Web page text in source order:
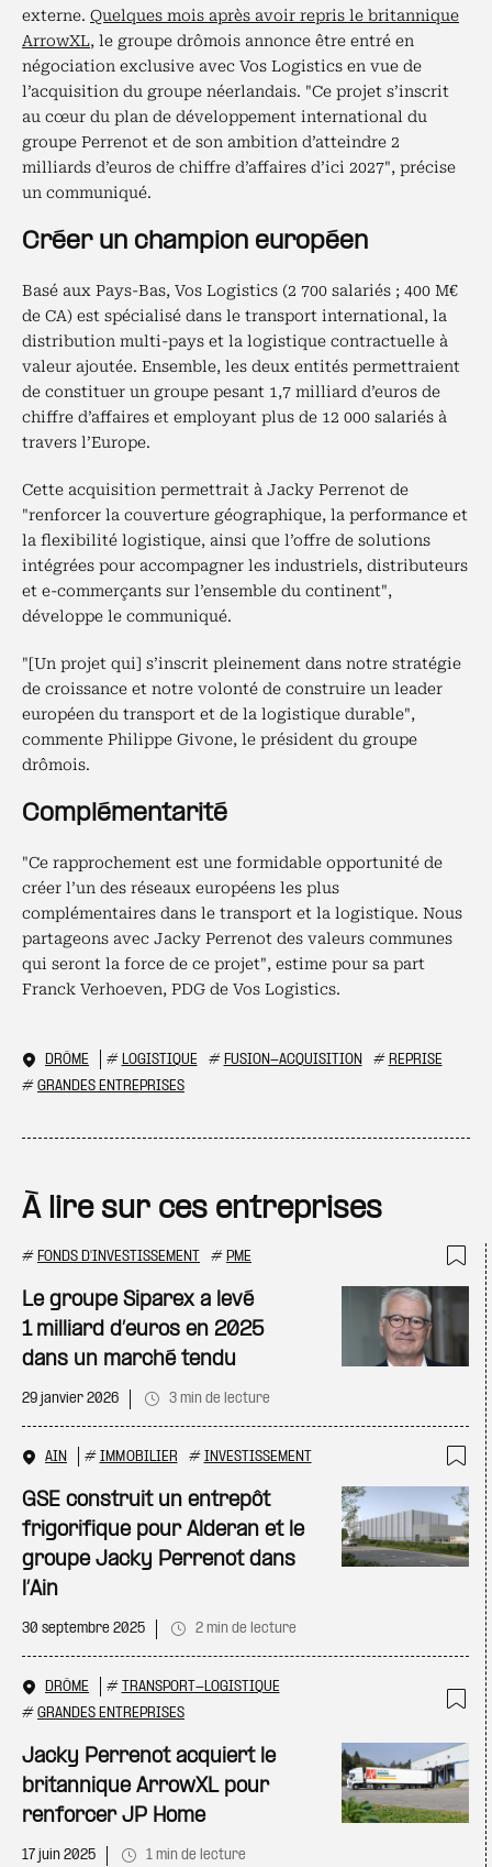
externe. Quelques mois après avoir repris le britannique
ArrowXL, le groupe drômois annonce être entré en
négociation exclusive avec Vos Logistics en vue de
l’acquisition du groupe néerlandais. "Ce projet s’inscrit
au cœur du plan de développement international du
groupe Perrenot et de son ambition d’atteindre 2
milliards d’euros de chiffre d’affaires d’ici 2027", précise
un communiqué.
Créer un champion européen
Basé aux Pays-Bas, Vos Logistics (2 700 salariés ; 400 M€
de CA) est spécialisé dans le transport international, la
distribution multi-pays et la logistique contractuelle à
valeur ajoutée. Ensemble, les deux entités permettraient
de constituer un groupe pesant 1,7 milliard d’euros de
chiffre d’affaires et employant plus de 12 000 salariés à
travers l’Europe.
Cette acquisition permettrait à Jacky Perrenot de
"renforcer la couverture géographique, la performance et
la flexibilité logistique, ainsi que l’offre de solutions
intégrées pour accompagner les industriels, distributeurs
et e-commerçants sur l’ensemble du continent",
développe le communiqué.
"[Un projet qui] s’inscrit pleinement dans notre stratégie
de croissance et notre volonté de construire un leader
européen du transport et de la logistique durable",
commente Philippe Givone, le président du groupe
drômois.
Complémentarité
"Ce rapprochement est une formidable opportunité de
créer l’un des réseaux européens les plus
complémentaires dans le transport et la logistique. Nous
partageons avec Jacky Perrenot des valeurs communes
qui seront la force de ce projet", estime pour sa part
Franck Verhoeven, PDG de Vos Logistics.
DRÔME # LOGISTIQUE # FUSION-ACQUISITION # REPRISE
# GRANDES ENTREPRISES
À lire sur ces entreprises
# FONDS D'INVESTISSEMENT # PME
Le groupe Siparex a levé
1 milliard d’euros en 2025
dans un marché tendu
29 janvier 2026 3 min de lecture
AIN # IMMOBILIER # INVESTISSEMENT
GSE construit un entrepôt
frigorifique pour Alderan et le
groupe Jacky Perrenot dans
l’Ain
30 septembre 2025 2 min de lecture
DRÔME # TRANSPORT-LOGISTIQUE
# GRANDES ENTREPRISES
Jacky Perrenot acquiert le
britannique ArrowXL pour
renforcer JP Home
17 juin 2025 1 min de lecture